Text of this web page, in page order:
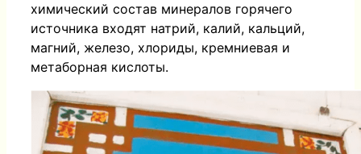
химический состав минералов горячего
источника входят натрий, калий, кальций,
магний, железо, хлориды, кремниевая и
метаборная кислоты.